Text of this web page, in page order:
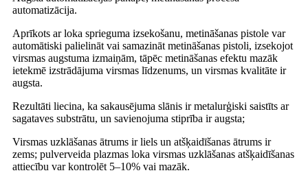
automatizācija.
Aprīkots ar loka sprieguma izsekošanu, metināšanas pistole var
automātiski palielināt vai samazināt metināšanas pistoli, izsekojot
virsmas augstuma izmaiņām, tāpēc metināšanas efektu mazāk
ietekmē izstrādājuma virsmas līdzenums, un virsmas kvalitāte ir
augsta.
Rezultāti liecina, ka sakausējuma slānis ir metalurģiski saistīts ar
sagataves substrātu, un savienojuma stiprība ir augsta;
Virsmas uzklāšanas ātrums ir liels un atšķaidīšanas ātrums ir
zems; pulverveida plazmas loka virsmas uzklāšanas atšķaidīšanas
attiecību var kontrolēt 5–10% vai mazāk.